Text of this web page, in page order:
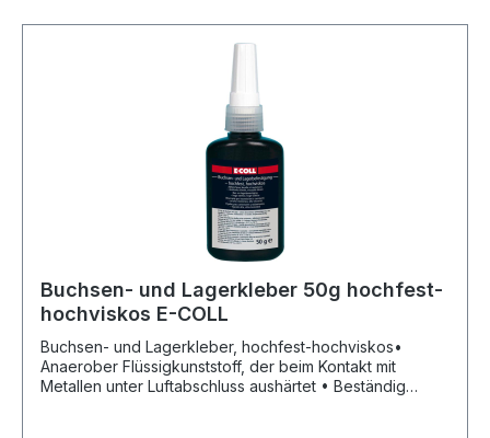
verursachenHersteller: Einkaufsbüro Deutscher
Eisenhändler GmbH, EDE Platz 1, 42389 Wuppertal, DE,
+4920260960, webkontakt@ede.de
Buchsen- und Lagerkleber 50g hochfest-
hochviskos E-COLL
Buchsen- und Lagerkleber, hochfest-hochviskos•
Anaerober Flüssigkunststoff, der beim Kontakt mit
Metallen unter Luftabschluss aushärtet • Beständig